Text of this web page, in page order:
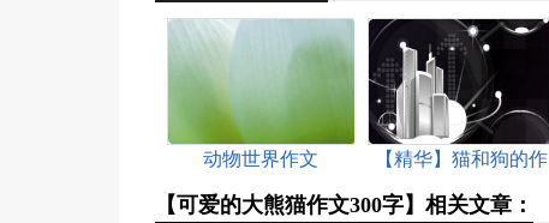
动物世界作文
【精华】猫和狗的作
【可爱的大熊猫作文300字】相关文章：